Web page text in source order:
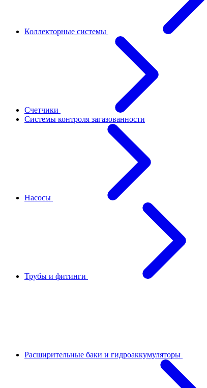
Коллекторные системы
Счетчики
Системы контроля загазованности
Насосы
Трубы и фитинги
Расширительные баки и гидроаккумуляторы